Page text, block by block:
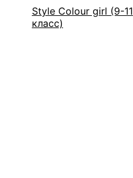
Style Colour girl (9-11
класс)